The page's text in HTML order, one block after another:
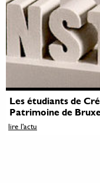
Les étudiants de
Patrimoine de
lire l'actu